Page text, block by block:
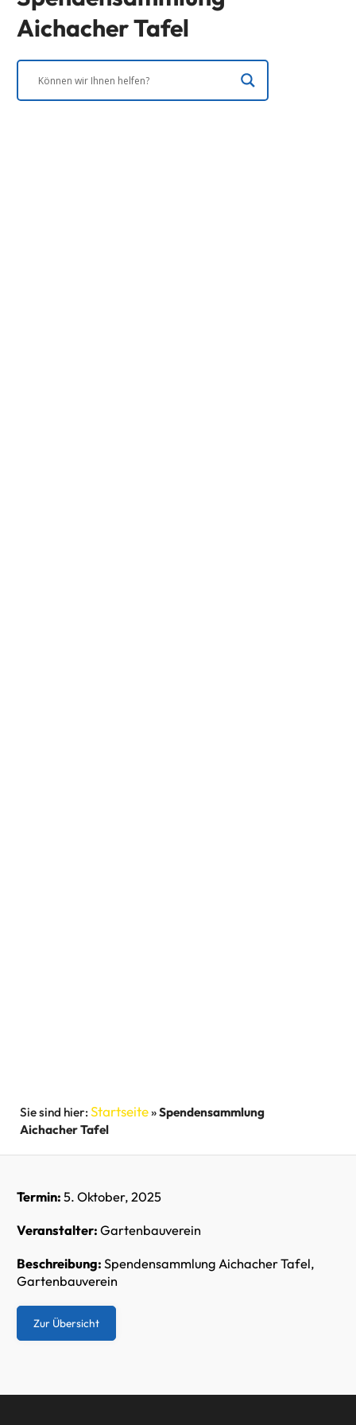
Aichacher Tafel
Startseite»Spendensammlung
Aichacher Tafel
Termin: 5. Oktober, 2025
Veranstalter: Gartenbauverein
Beschreibung: Spendensammlung Aichacher Tafel,
Gartenbauverein
Zur Übersicht